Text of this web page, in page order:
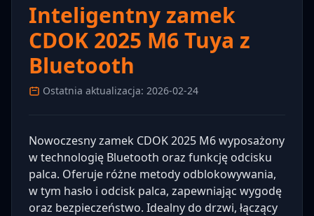
Inteligentny zamek
CDOK 2025 M6 Tuya z
Bluetooth
Ostatnia aktualizacja: 2026-02-24
Nowoczesny zamek CDOK 2025 M6 wyposażony
w technologię Bluetooth oraz funkcję odcisku
palca. Oferuje różne metody odblokowywania,
w tym hasło i odcisk palca, zapewniając wygodę
oraz bezpieczeństwo. Idealny do drzwi, łączący